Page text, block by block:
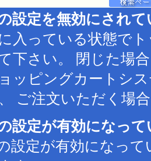
設定を無効にされ
入っている状態で
下さい。 閉じた場
ッピングカートシ
ご注文いただく場
設定が有効になっ
設定が有効になっ